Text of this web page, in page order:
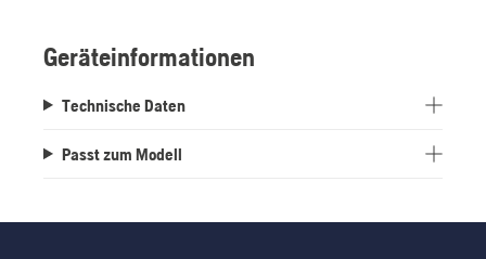
Geräteinformationen
Technische Daten
Passt zum Modell